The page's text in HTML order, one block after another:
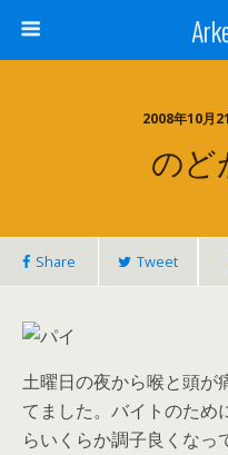
2008年10月
のど
Share Tweet
土曜日の夜から喉と頭が
てました。バイトのため
らいくらか調子良くなっ